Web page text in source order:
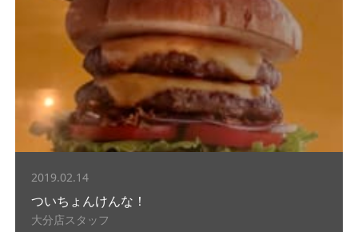
2019.02.14
ついちょんけんな！
大分店スタッフ